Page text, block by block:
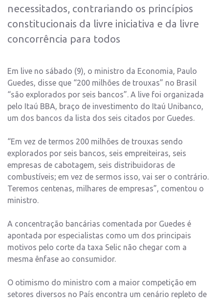
necessitados, contrariando os princípios
constitucionais da livre iniciativa e da livre
concorrência para todos
Em live no sábado (9), o ministro da Economia, Paulo
Guedes, disse que “200 milhões de trouxas” no Brasil
“são explorados por seis bancos”. A live foi organizada
pelo Itaú BBA, braço de investimento do Itaú Unibanco,
um dos bancos da lista dos seis citados por Guedes.
“Em vez de termos 200 milhões de trouxas sendo
explorados por seis bancos, seis empreiteiras, seis
empresas de cabotagem, seis distribuidoras de
combustíveis; em vez de sermos isso, vai ser o contrário.
Teremos centenas, milhares de empresas”, comentou o
ministro.
A concentração bancárias comentada por Guedes é
apontada por especialistas como um dos principais
motivos pelo corte da taxa Selic não chegar com a
mesma ênfase ao consumidor.
O otimismo do ministro com a maior competição em
setores diversos no País encontra um cenário repleto de